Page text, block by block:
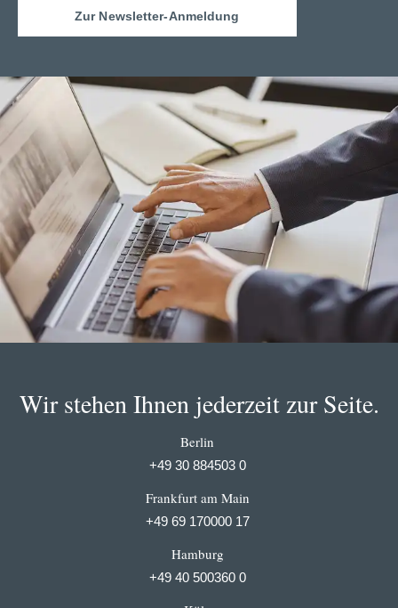
Zur Newsletter-Anmeldung
Wir stehen Ihnen jederzeit zur Seite.
Berlin
+49 30 884503 0
Frankfurt am Main
+49 69 170000 17
Hamburg
+49 40 500360 0